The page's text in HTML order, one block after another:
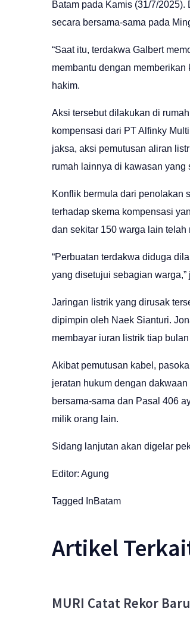
Batam pada Kamis (31/7/
secara bersama-sama pada
“Saat itu, terdakwa Galbert
membantu dengan
hakim.
Aksi tersebut dilakukan di
kompensasi dari PT Alfinky
jaksa, aksi pemutusan aliran
rumah lainnya di kawasan yang
Konflik bermula dari penolakan
terhadap skema kompensasi
dan sekitar 150 warga lain
“Perbuatan terdakwa diduga
yang disetujui sebagian warga,”
Jaringan listrik yang dirusak
dipimpin oleh Naek Sianturi.
membayar iuran listrik tiap
Akibat pemutusan kabel,
jeratan hukum dengan
bersama-sama dan Pasal 406
milik orang lain.
Sidang lanjutan akan digelar
Editor: Agung
Tagged InBatam
Artikel
MURI Catat Rekor